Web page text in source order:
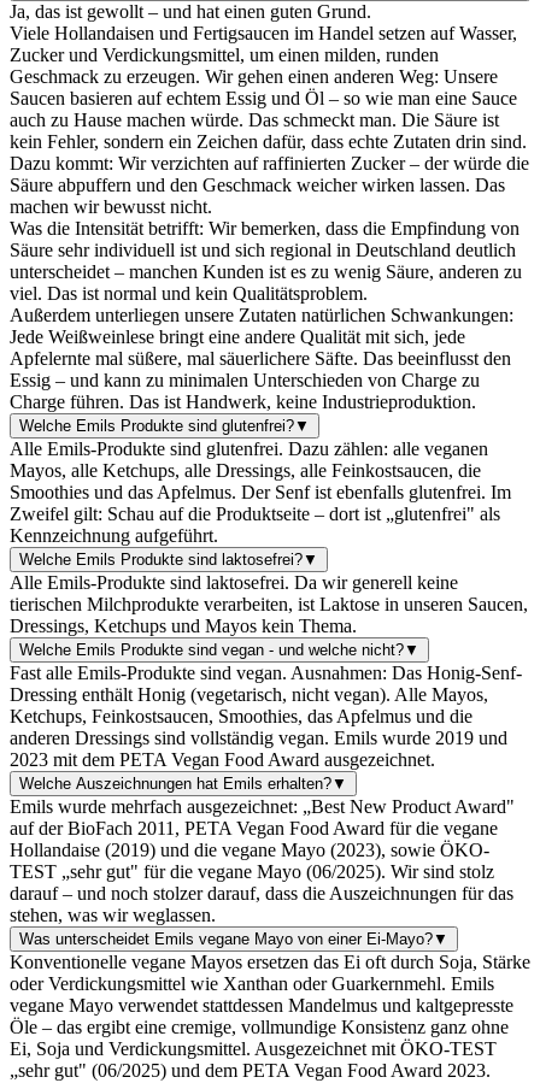
Ja, das ist gewollt – und hat einen guten Grund.
Viele Hollandaisen und Fertigsaucen im Handel setzen auf Wasser,
Zucker und Verdickungsmittel, um einen milden, runden
Geschmack zu erzeugen. Wir gehen einen anderen Weg: Unsere
Saucen basieren auf echtem Essig und Öl – so wie man eine Sauce
auch zu Hause machen würde. Das schmeckt man. Die Säure ist
kein Fehler, sondern ein Zeichen dafür, dass echte Zutaten drin sind.
Dazu kommt: Wir verzichten auf raffinierten Zucker – der würde die
Säure abpuffern und den Geschmack weicher wirken lassen. Das
machen wir bewusst nicht.
Was die Intensität betrifft: Wir bemerken, dass die Empfindung von
Säure sehr individuell ist und sich regional in Deutschland deutlich
unterscheidet – manchen Kunden ist es zu wenig Säure, anderen zu
viel. Das ist normal und kein Qualitätsproblem.
Außerdem unterliegen unsere Zutaten natürlichen Schwankungen:
Jede Weißweinlese bringt eine andere Qualität mit sich, jede
Apfelernte mal süßere, mal säuerlichere Säfte. Das beeinflusst den
Essig – und kann zu minimalen Unterschieden von Charge zu
Charge führen. Das ist Handwerk, keine Industrieproduktion.
Welche Emils Produkte sind glutenfrei?▼
Alle Emils-Produkte sind glutenfrei. Dazu zählen: alle veganen
Mayos, alle Ketchups, alle Dressings, alle Feinkostsaucen, die
Smoothies und das Apfelmus. Der Senf ist ebenfalls glutenfrei. Im
Zweifel gilt: Schau auf die Produktseite – dort ist „glutenfrei" als
Kennzeichnung aufgeführt.
Welche Emils Produkte sind laktosefrei?▼
Alle Emils-Produkte sind laktosefrei. Da wir generell keine
tierischen Milchprodukte verarbeiten, ist Laktose in unseren Saucen,
Dressings, Ketchups und Mayos kein Thema.
Welche Emils Produkte sind vegan - und welche nicht?▼
Fast alle Emils-Produkte sind vegan. Ausnahmen: Das Honig-Senf-
Dressing enthält Honig (vegetarisch, nicht vegan). Alle Mayos,
Ketchups, Feinkostsaucen, Smoothies, das Apfelmus und die
anderen Dressings sind vollständig vegan. Emils wurde 2019 und
2023 mit dem PETA Vegan Food Award ausgezeichnet.
Welche Auszeichnungen hat Emils erhalten?▼
Emils wurde mehrfach ausgezeichnet: „Best New Product Award"
auf der BioFach 2011, PETA Vegan Food Award für die vegane
Hollandaise (2019) und die vegane Mayo (2023), sowie ÖKO-
TEST „sehr gut" für die vegane Mayo (06/2025). Wir sind stolz
darauf – und noch stolzer darauf, dass die Auszeichnungen für das
stehen, was wir weglassen.
Was unterscheidet Emils vegane Mayo von einer Ei-Mayo?▼
Konventionelle vegane Mayos ersetzen das Ei oft durch Soja, Stärke
oder Verdickungsmittel wie Xanthan oder Guarkernmehl. Emils
vegane Mayo verwendet stattdessen Mandelmus und kaltgepresste
Öle – das ergibt eine cremige, vollmundige Konsistenz ganz ohne
Ei, Soja und Verdickungsmittel. Ausgezeichnet mit ÖKO-TEST
„sehr gut" (06/2025) und dem PETA Vegan Food Award 2023.